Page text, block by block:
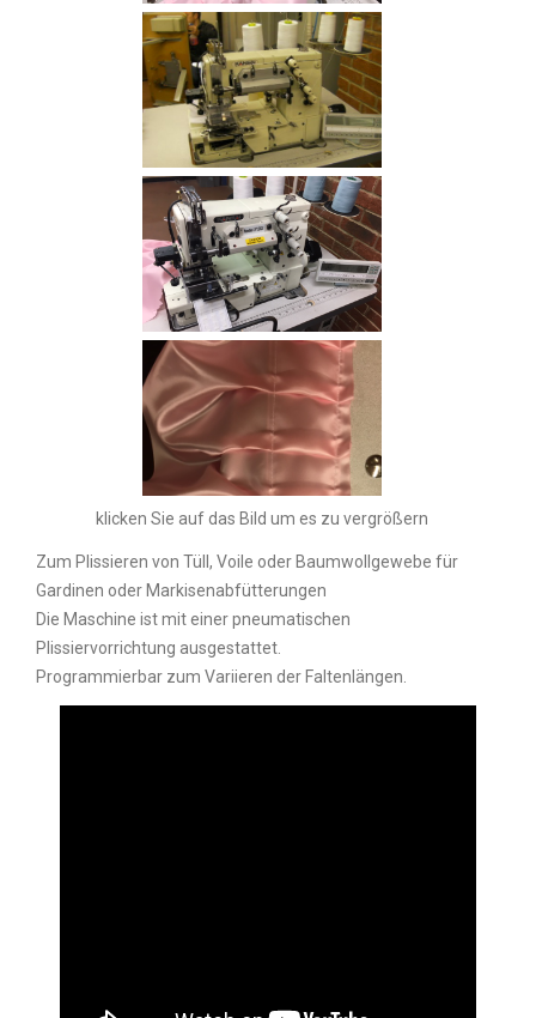
klicken Sie auf das Bild um es zu vergrößern
Zum Plissieren von Tüll, Voile oder Baumwollgewebe für
Gardinen oder Markisenabfütterungen
Die Maschine ist mit einer pneumatischen
Plissiervorrichtung ausgestattet.
Programmierbar zum Variieren der Faltenlängen.